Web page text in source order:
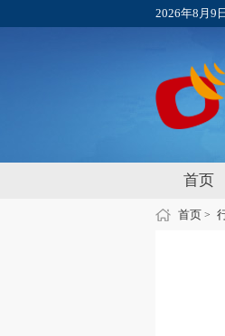
2026年8月9
首页
首页 >